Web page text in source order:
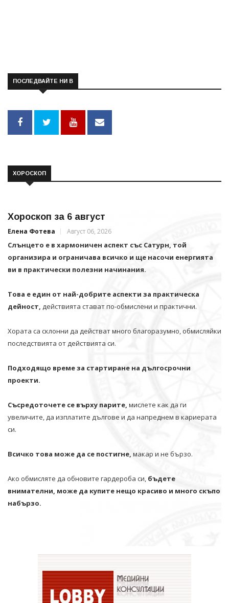
ПОСЛЕДВАЙТЕ НИ В
ХОРОСКОП
Хороскоп за 6 август
Елена Фотева Август 06, 2026
Слънцето е в хармоничен аспект със Сатурн, той
организира и ограничава всичко и щe насочи енергията
ви в практически полезни начинания.
Това е един от най-добрите аспекти за практическа
дейност, действията стават по-обмислени и практични.
Хората са склонни да действат много благоразумно, обмисляйки
последствията от действията си.
Подходящо време за стартиране на дългосрочни
проекти.
Съсредоточете се върху парите, мислете как да ги
увеличите, да изплатите дългове и да напреднем в кариерата
си.
Всичко това може да се постигне, макар и не бързо.
Ако обмисляте да обновите гардероба си, бъдете
внимателни, може да купите нещо красиво и много скъпо
набързо.